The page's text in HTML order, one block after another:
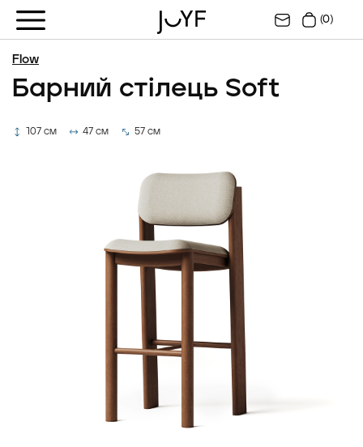
(0)
Flow
Барний стілець Soft
107 см 47 см 57 см